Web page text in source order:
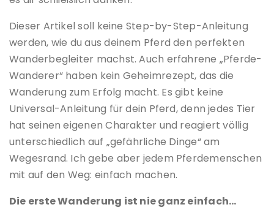
Dieser Artikel soll keine Step-by-Step-Anleitung
werden, wie du aus deinem Pferd den perfekten
Wanderbegleiter machst. Auch erfahrene „Pferde-
Wanderer“ haben kein Geheimrezept, das die
Wanderung zum Erfolg macht. Es gibt keine
Universal-Anleitung für dein Pferd, denn jedes Tier
hat seinen eigenen Charakter und reagiert völlig
unterschiedlich auf „gefährliche Dinge“ am
Wegesrand. Ich gebe aber jedem Pferdemenschen
mit auf den Weg: einfach machen.
Die erste Wanderung ist nie ganz einfach…